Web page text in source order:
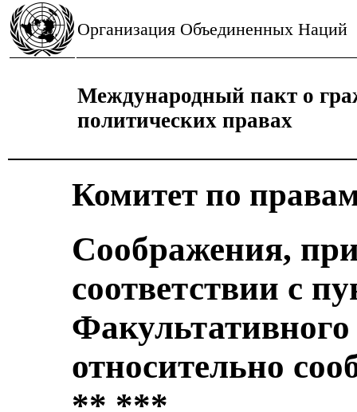
Организация Объединенных Наций
Международный пакт о
политических правах
Комитет по
Соображения,
соответствии с
относительно